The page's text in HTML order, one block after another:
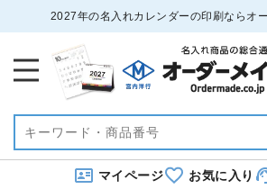
2027年の名入れカレンダーの印刷ならオ
マイページ お気に入り